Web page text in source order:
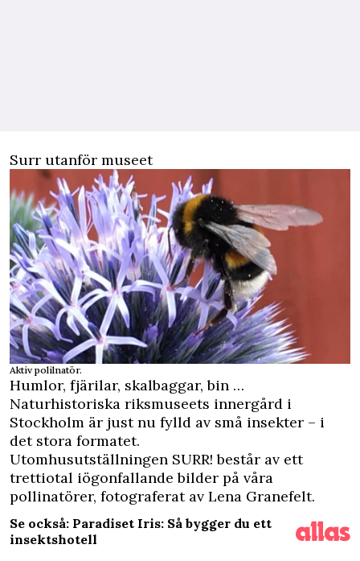
Surr utanför museet
Aktiv polilnatör.
Humlor, fjärilar, skalbaggar, bin …
Naturhistoriska riksmuseets innergård i
Stockholm är just nu fylld av små insekter – i
det stora formatet.
Utomhusutställningen SURR! består av ett
trettiotal iögonfallande bilder på våra
pollinatörer, fotograferat av Lena Granefelt.
Se också: Paradiset Iris: Så bygger du ett
insektshotell